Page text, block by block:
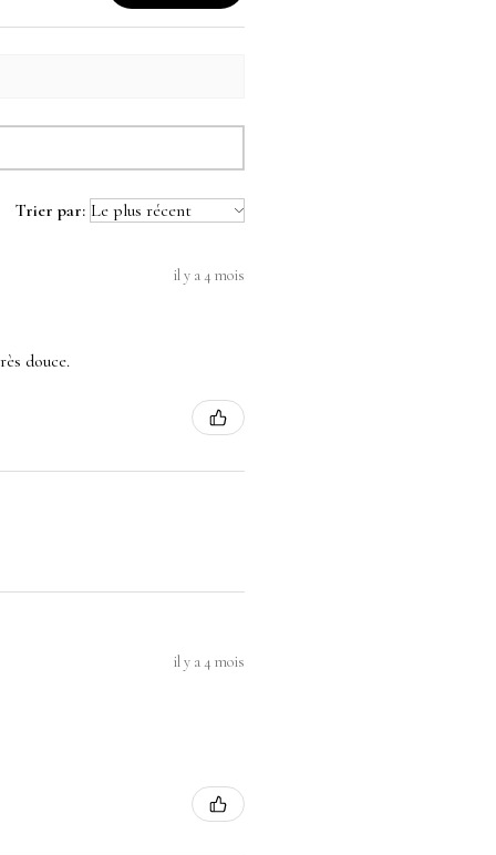
Trier par:
il y a 4 mois
douce.
il y a 4 mois